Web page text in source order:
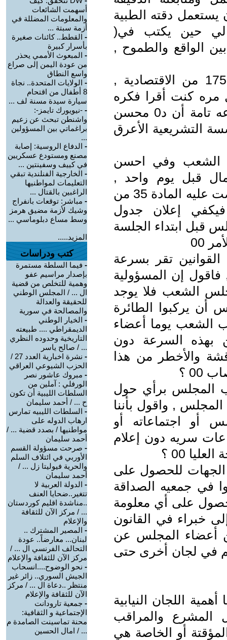
دقته الطبية
حين يكتب في(
) عن مجلس الشعب 00 بين الواقع والطموح ,
قرأت ما كتبه د0محسن في العدد 175 من الاقتصادية ,
وثلاثة 00 وفي كل مره كنت أقرا فكره
جديده ووجعا جديدا , وإنني على قناعه تامة أن د0 محسن
التشريعية الأعرق
الشعب وفي احسن
قبل يوم واحد ,
فاقول هذا الأمر نظامي وحسب ما نصت عليه المادة 35 من
إعلان جدول
قبل ابتداء الجلسة
00
القوانين تقر بسرعة
إن المسؤولية
الشعب فلا يوجد
يركبوا الطائرة
الشعب يوما أعضاء
بهذه السرعة دون
والأخطر من هذا
؟
المجلس برأي حول
, واقول بأننا
أو اجتماعاته أو
سريه دون إعلام
00 ؟
من الجهات للحصول على
في جمعيه الصداقة
على أي معلومة
خبراء في القانون
من أعضاء المجلس عن
في لجان أخرى حتى
اللجان النيابية
المشرع والمراقب
المؤقتة أو الخاصة هي
أسهمت الشائعات
والمعلومات المضللة في
أزمة سبتة ...
- القطط.. كائنات صغيرة
بأسرار كبيرة
- المبعوث الأممي يحذر
من عودة اليمن إلى صراع
واسع النطاق
- الولايات المتحدة.. نجاة
8 أطفال من اقتحام
سيارة سيدة مسنة لف ...
- -نيويورك تايمز-:
واشنطن تبحث عن زعيم
براغماتي بين المسؤولين
...
- الدفاع الروسية: إصابة
مصنع ومستودع عسكريين
في كييف وسفينتين ...
- الخارجية الفنلندية تبقي
التعليمات لمواطنيها
الراغبين بالقتال ...
- مباشر: توقعات بانفراج
وشيك لأزمة مضيق هرمز
وسط مساع دبلوماسي ...
المزيد.....
كتب ودراسات
- فيما السلطة مستمرة
بإصدار مراسيم عفو
وهمية للتخلص من قضية
ال ... / المجلس الوطني
للحقيقة والعدالة
والمصالحة في سورية
- الخيار الوطني
الديمقراطي .... طبيعته
التاريخية وحدوده النظري
... / صالح ياسر
-
نشرة اخبارية العدد 27 /
الحزب الشيوعي العراقي
- مبروك عاشور نصر
الورفلي : آملين من
السلطات الليبية أن تكون
ح ... / أحمد سليمان
- السلطات الليبيه تمارس
ارهاب الدوله على
مواطنيها / بصدد قضية ... /
أحمد سليمان
- صرحت مسؤولة القسم
الأوربي في ائتلاف السلم
والحرية فيوليتا زل ... /
أحمد سليمان
- الدولة العربية لا
تتغير..ضحايا العنف
..مناشدة اقليم كوردستان
... / مركز الآن للثقافة
والإعلام
- المصير المشترك ..
لبنان... معارضاً.. عودة
التحالف الفرنسي ال ... /
مركز الآن للثقافة والإعلام
- نحو الوضوح....انسحاب
الجيش السوري.. زائر غير
منتظر ..دعاة ال ... / مركز
الآن للثقافة والإعلام
- جمعية تارودانت
الإجتماعية و الثقافية:
محنة تماسينت الصامدة م
... / امال الحسين